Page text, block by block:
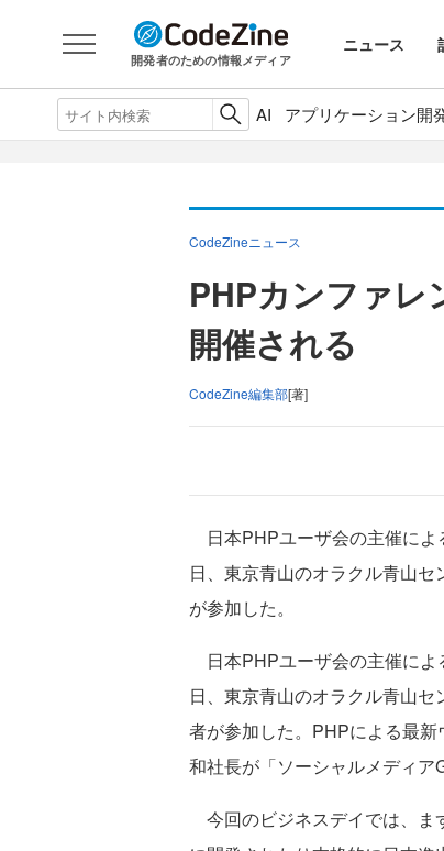
開発者のための情報メディア
ニュース
AI アプリケーション開
CodeZineニュース
PHPカンファレ
開催される
CodeZine編集部[著]
日本PHPユーザ会の主催によ
日、東京青山のオラクル青山
が参加した。
日本PHPユーザ会の主催によ
日、東京青山のオラクル青山
者が参加した。PHPによる最
和社長が「ソーシャルメディア
今回のビジネスデイでは、ま